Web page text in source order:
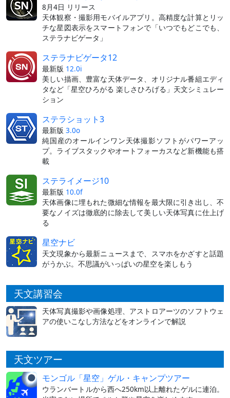
8月4日 リリース
天体観察・撮影用モバイルアプリ。高精度な計算とリッ
チな星図表示をスマートフォンで「いつでもどこでも、
ステラナビゲータ」
ステラナビゲータ12
最新版 12.0i
美しい描画、豊富な天体データ、オリジナル番組エディ
タなど「星空ひろがる 楽しさひろげる」天文シミュレー
ション
ステラショット3
最新版 3.0o
純国産のオールインワン天体撮影ソフトがパワーアッ
プ。ライブスタックやオートフォーカスなど新機能も搭
載
ステライメージ10
最新版 10.0f
天体画像に埋もれた微細な情報を最大限に引き出し、不
要なノイズは徹底的に除去して美しい天体写真に仕上げ
る
星空ナビ
天文現象から最新ニュースまで、スマホをかざすと話題
がうかぶ。不思議がいっぱいの星空を楽しもう
天文講習会
天体写真撮影や画像処理、アストロアーツのソフトウェ
アの使いこなし方法などをオンラインで解説
天文ツアー
モンゴル「星空」ゲル・キャンプツアー
ウランバートルから西へ250km以上離れたゲルに連泊。